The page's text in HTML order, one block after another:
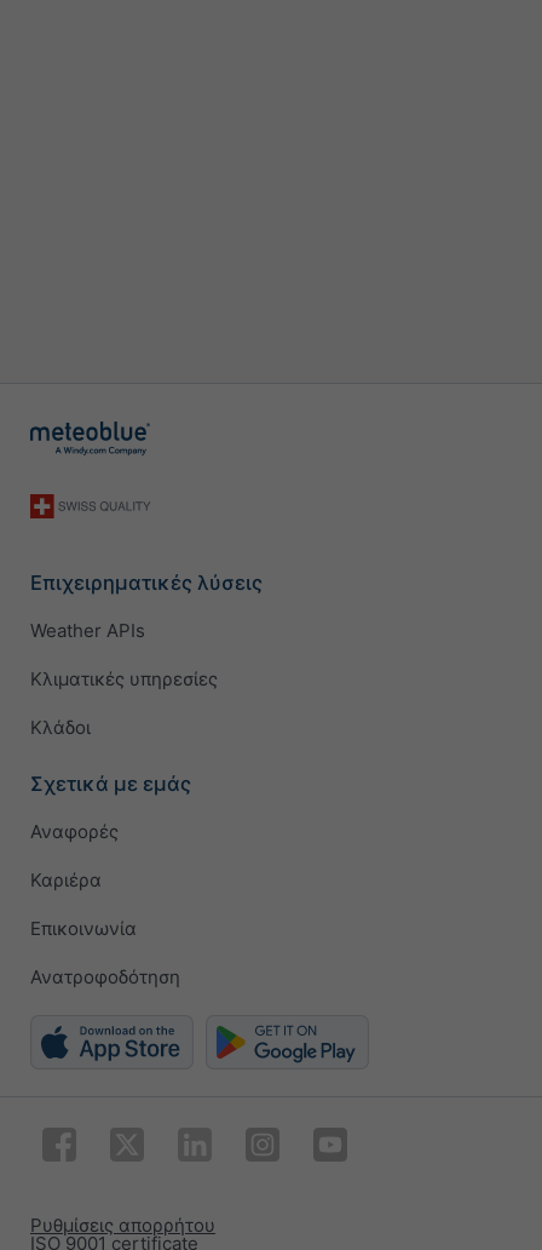
Επιχειρηματικές λύσεις
Weather APIs
Κλιματικές υπηρεσίες
Κλάδοι
Σχετικά με εμάς
Αναφορές
Καριέρα
Επικοινωνία
Ανατροφοδότηση
ISO 9001 certificate
Ρυθμίσεις απορρήτου